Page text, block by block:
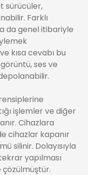
sürücüler,
Farklı
da genel itibariyle
kısa cevabı bu
ses ve
işlemler ve diğer
Cihazlara
cihazlar kapanır
silinir. Dolayısıyla
yapılması
çözülmüştür.